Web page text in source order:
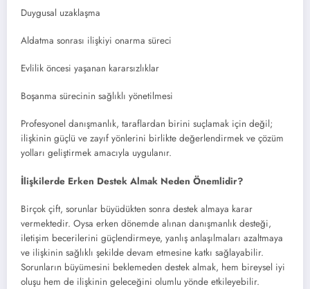
Duygusal uzaklaşma
Aldatma sonrası ilişkiyi onarma süreci
Evlilik öncesi yaşanan kararsızlıklar
Boşanma sürecinin sağlıklı yönetilmesi
Profesyonel danışmanlık, taraflardan birini suçlamak için değil;
ilişkinin güçlü ve zayıf yönlerini birlikte değerlendirmek ve çözüm
yolları geliştirmek amacıyla uygulanır.
İlişkilerde Erken Destek Almak Neden Önemlidir?
Birçok çift, sorunlar büyüdükten sonra destek almaya karar
vermektedir. Oysa erken dönemde alınan danışmanlık desteği,
iletişim becerilerini güçlendirmeye, yanlış anlaşılmaları azaltmaya
ve ilişkinin sağlıklı şekilde devam etmesine katkı sağlayabilir.
Sorunların büyümesini beklemeden destek almak, hem bireysel iyi
oluşu hem de ilişkinin geleceğini olumlu yönde etkileyebilir.